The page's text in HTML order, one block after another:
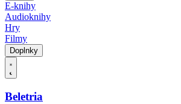
E-knihy
Audioknihy
Hry
Filmy
Doplnky
Beletria